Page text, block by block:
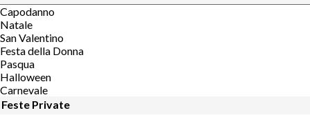
Capodanno
Natale
San Valentino
Festa della Donna
Pasqua
Halloween
Carnevale
Feste Private